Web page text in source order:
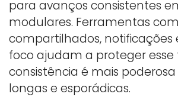
para avanços consistentes
modulares. Ferramentas
compartilhados, notificações
foco ajudam a proteger esse
consistência é mais poderosa
longas e esporádicas.